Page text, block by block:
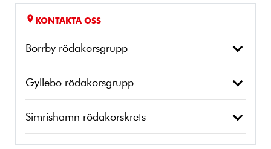
KONTAKTA OSS
Borrby rödakorsgrupp
Gyllebo rödakorsgrupp
Simrishamn rödakorskrets